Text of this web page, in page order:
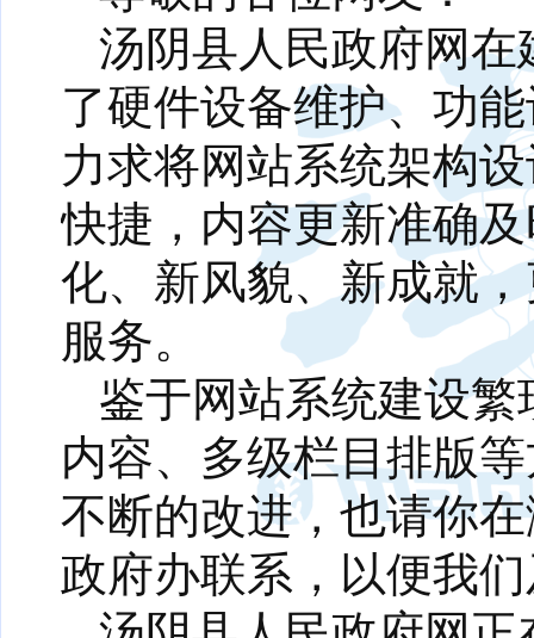
汤阴县人民政府网
了硬件设备维护、功
力求将网站系统架构
快捷，内容更新准确
化、新风貌、新成就
服务。
鉴于网站系统建设
内容、多级栏目排版
不断的改进，也请你
政府办联系，以便我